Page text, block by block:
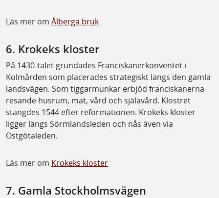
Läs mer om Ålberga bruk
6. Krokeks kloster
På 1430-talet grundades Franciskanerkonventet i
Kolmården som placerades strategiskt längs den gamla
landsvägen. Som tiggarmunkar erbjöd franciskanerna
resande husrum, mat, vård och själavård. Klostret
stängdes 1544 efter reformationen. Krokeks kloster
ligger längs Sörmlandsleden och nås även via
Östgötaleden.
Läs mer om Krokeks kloster
7. Gamla Stockholmsvägen